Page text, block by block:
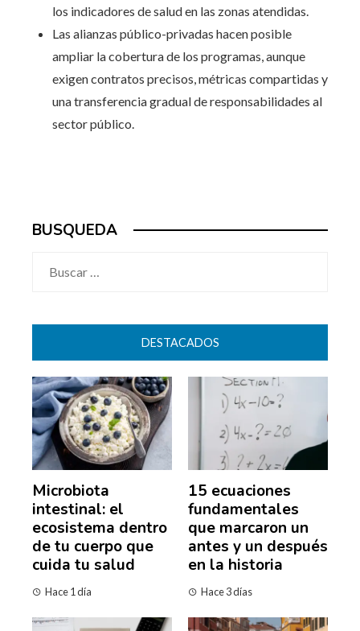
los indicadores de salud en las zonas atendidas.
Las alianzas público-privadas hacen posible
ampliar la cobertura de los programas, aunque
exigen contratos precisos, métricas compartidas y
una transferencia gradual de responsabilidades al
sector público.
BUSQUEDA
DESTACADOS
Microbiota
intestinal: el
ecosistema dentro
de tu cuerpo que
cuida tu salud
Hace 1 día
15 ecuaciones
fundamentales
que marcaron un
antes y un después
en la historia
Hace 3 días